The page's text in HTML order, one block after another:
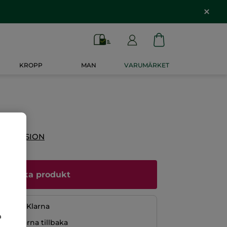
KROPP MAN VARUMÄRKET
Bevaka produkt
med Klarna
pengarna tillbaka